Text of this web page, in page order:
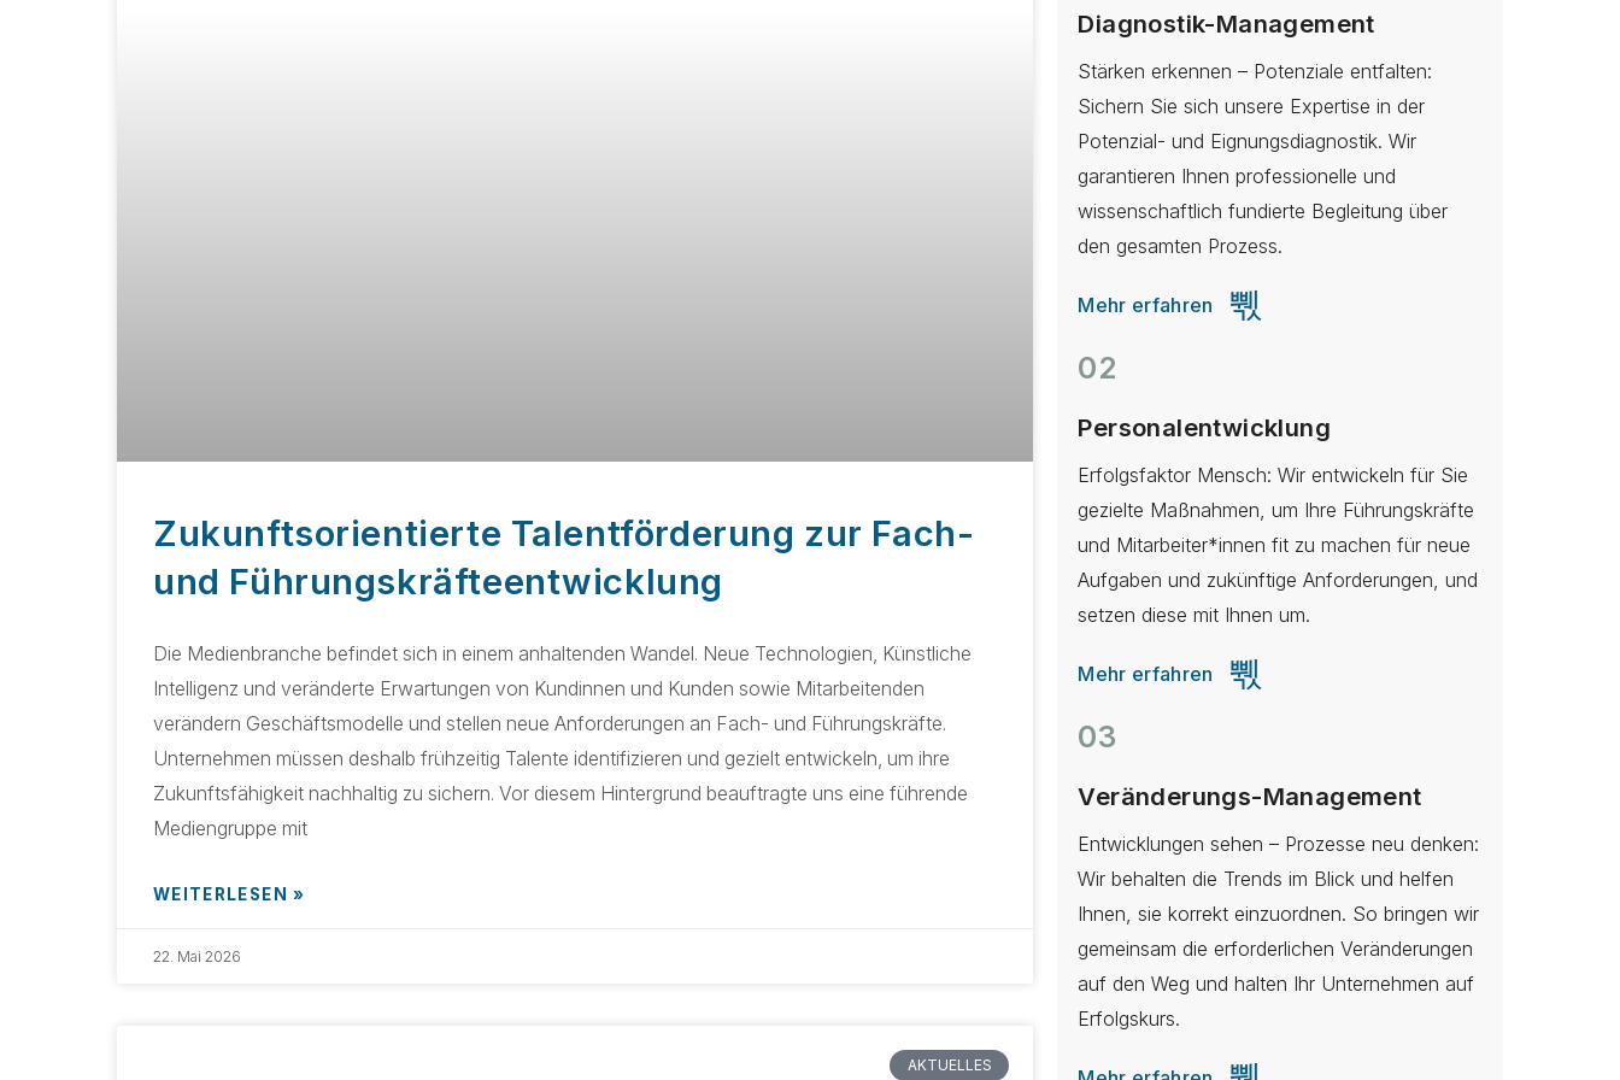
Zukunftsorientierte Talentförderung zur Fach-
und Führungskräfteentwicklung
Die Medienbranche befindet sich in einem anhaltenden Wandel. Neue Technologien, Künstliche
Intelligenz und veränderte Erwartungen von Kundinnen und Kunden sowie Mitarbeitenden
verändern Geschäftsmodelle und stellen neue Anforderungen an Fach- und Führungskräfte.
Unternehmen müssen deshalb frühzeitig Talente identifizieren und gezielt entwickeln, um ihre
Zukunftsfähigkeit nachhaltig zu sichern. Vor diesem Hintergrund beauftragte uns eine führende
Mediengruppe mit
WEITERLESEN »
22. Mai 2026
AKTUELLES
Diagnostik-Management
Stärken erkennen – Potenziale entfalten:
Sichern Sie sich unsere Expertise in der
Potenzial- und Eignungsdiagnostik. Wir
garantieren Ihnen professionelle und
wissenschaftlich fundierte Begleitung über
den gesamten Prozess.
Mehr erfahren
02
Personalentwicklung
Erfolgsfaktor Mensch: Wir entwickeln für Sie
gezielte Maßnahmen, um Ihre Führungskräfte
und Mitarbeiter*innen fit zu machen für neue
Aufgaben und zukünftige Anforderungen, und
setzen diese mit Ihnen um.
Mehr erfahren
03
Veränderungs-Management
Entwicklungen sehen – Prozesse neu denken:
Wir behalten die Trends im Blick und helfen
Ihnen, sie korrekt einzuordnen. So bringen wir
gemeinsam die erforderlichen Veränderungen
auf den Weg und halten Ihr Unternehmen auf
Erfolgskurs.